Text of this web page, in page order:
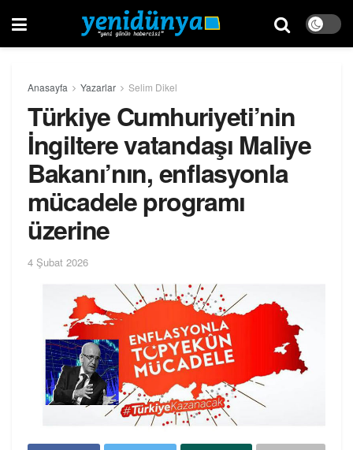
Anasayfa Yazarlar Selim Dikel
Türkiye Cumhuriyeti’nin
İngiltere vatandaşı Maliye
Bakanı’nın, enflasyonla
mücadele programı
üzerine
4 Şubat 2026